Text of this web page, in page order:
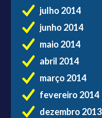
julho 2014
junho 2014
maio 2014
abril 2014
março 2014
fevereiro 2014
dezembro 2013